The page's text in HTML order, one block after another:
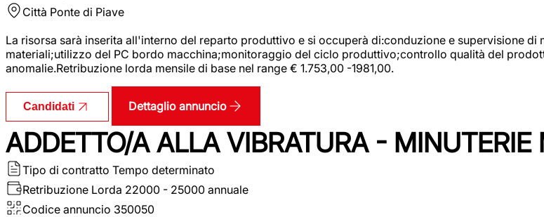
Città Ponte di Piave
La risorsa sarà inserita all'interno del reparto produttivo e si occuperà di:conduzione e supervisione
materiali;utilizzo del PC bordo macchina;monitoraggio del ciclo produttivo;controllo qualità del
anomalie.Retribuzione lorda mensile di base nel range € 1.753,00 -1981,00.
Candidati Dettaglio annuncio
ADDETTO/A ALLA VIBRATURA - MINUTERIE
Tipo di contratto Tempo determinato
Retribuzione Lorda 22000 - 25000 annuale
Codice annuncio 350050